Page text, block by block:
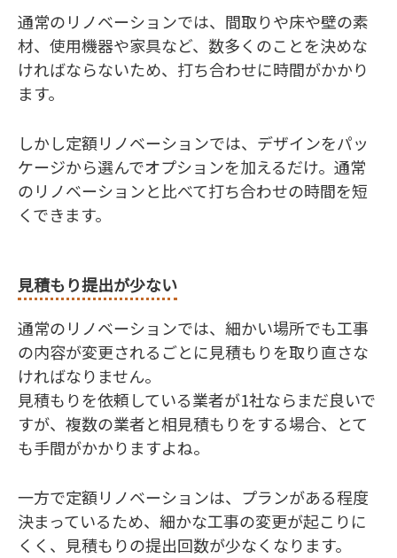
通常のリノベーションでは、間取りや床や壁の素
材、使用機器や家具など、数多くのことを決めな
ければならないため、打ち合わせに時間がかかり
ます。
しかし定額リノベーションでは、デザインをパッ
ケージから選んでオプションを加えるだけ。通常
のリノベーションと比べて打ち合わせの時間を短
くできます。
見積もり提出が少ない
通常のリノベーションでは、細かい場所でも工事
の内容が変更されるごとに見積もりを取り直さな
ければなりません。
見積もりを依頼している業者が1社ならまだ良いで
すが、複数の業者と相見積もりをする場合、とて
も手間がかかりますよね。
一方で定額リノベーションは、プランがある程度
決まっているため、細かな工事の変更が起こりに
くく、見積もりの提出回数が少なくなります。